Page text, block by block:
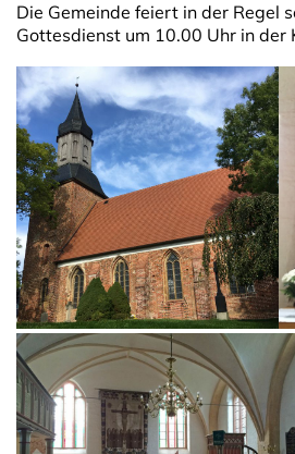
Die Gemeinde feiert in der Regel
Gottesdienst um 10.00 Uhr in der